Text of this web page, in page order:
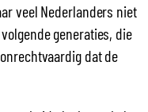
veel Nederlanders niet
generaties, die
dat de